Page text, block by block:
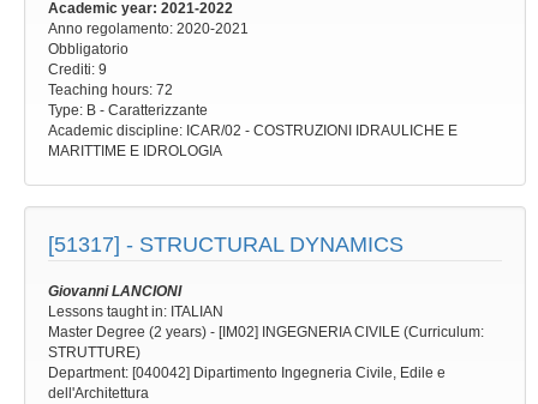
Academic year: 2021-2022
Anno regolamento: 2020-2021
Obbligatorio
Crediti: 9
Teaching hours: 72
Type: B - Caratterizzante
Academic discipline: ICAR/02 - COSTRUZIONI IDRAULICHE E
MARITTIME E IDROLOGIA
[51317] - STRUCTURAL DYNAMICS
Giovanni LANCIONI
Lessons taught in: ITALIAN
Master Degree (2 years) - [IM02] INGEGNERIA CIVILE (Curriculum:
STRUTTURE)
Department: [040042] Dipartimento Ingegneria Civile, Edile e
dell'Architettura